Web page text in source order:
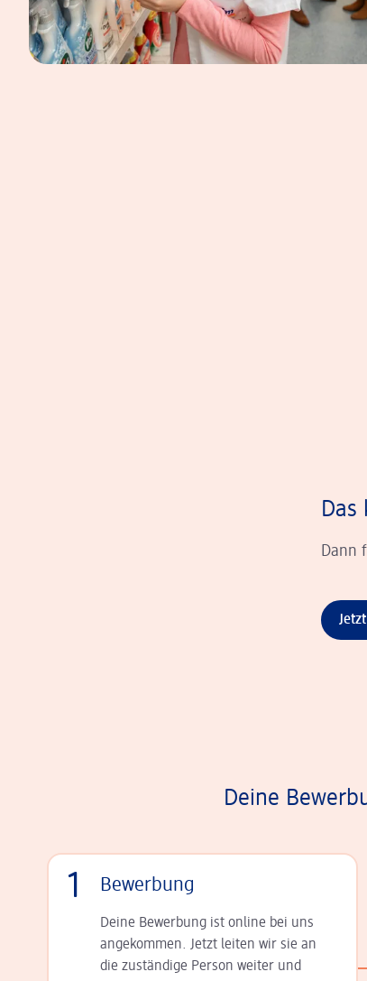
Das
Dann
Deine
1 Bewerbung
Deine Bewerbung ist online bei uns
angekommen. Jetzt leiten wir sie an
die zu­stän­dige Person weiter und